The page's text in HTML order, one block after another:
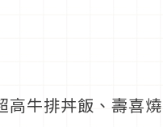
高牛排丼飯、壽喜燒